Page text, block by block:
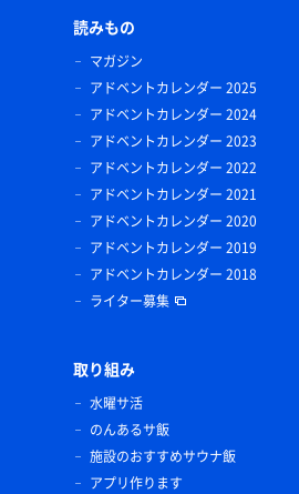
読みもの
マガジン
アドベントカレンダー 2025
アドベントカレンダー 2024
アドベントカレンダー 2023
アドベントカレンダー 2022
アドベントカレンダー 2021
アドベントカレンダー 2020
アドベントカレンダー 2019
アドベントカレンダー 2018
ライター募集
取り組み
水曜サ活
のんあるサ飯
施設のおすすめサウナ飯
アプリ作ります